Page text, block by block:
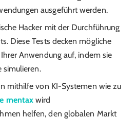
ausgeführt werden.
Hacker mit der Durchführung
Diese Tests decken mögliche
Anwendung auf, indem sie
simulieren.
mithilfe von KI-Systemen wie zu
mentax wird
helfen, den globalen Markt